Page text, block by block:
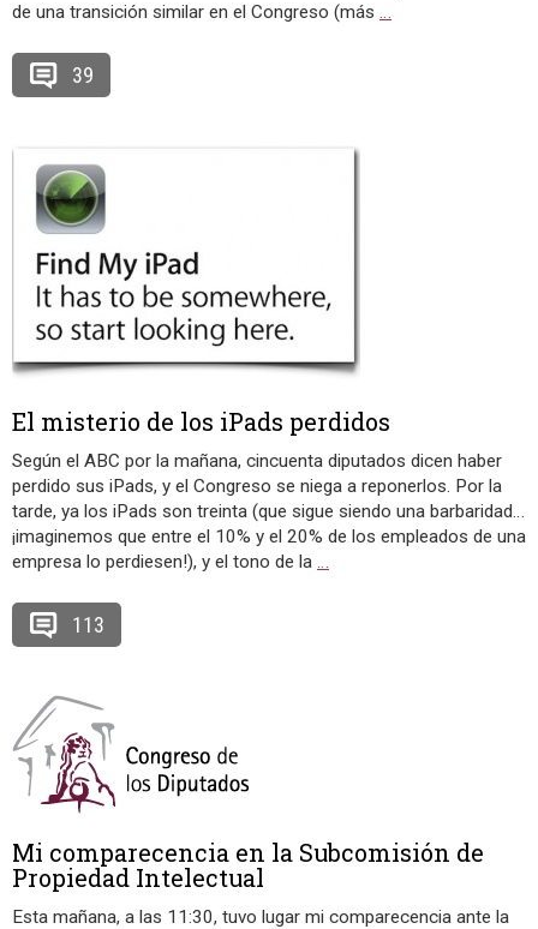
de una transición similar en el Congreso (más …
39
El misterio de los iPads perdidos
Según el ABC por la mañana, cincuenta diputados dicen haber
perdido sus iPads, y el Congreso se niega a reponerlos. Por la
tarde, ya los iPads son treinta (que sigue siendo una barbaridad…
¡imaginemos que entre el 10% y el 20% de los empleados de una
empresa lo perdiesen!), y el tono de la …
113
Mi comparecencia en la Subcomisión de
Propiedad Intelectual
Esta mañana, a las 11:30, tuvo lugar mi comparecencia ante la